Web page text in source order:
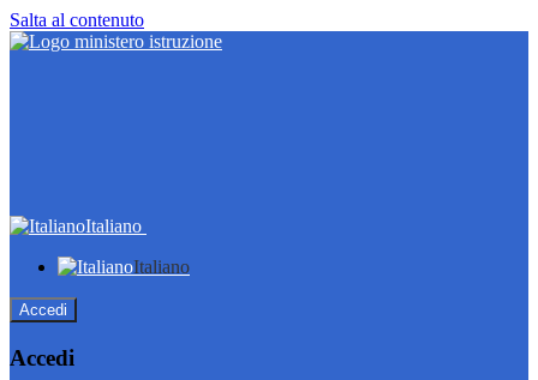
Salta al contenuto
Italiano
Italiano
Accedi
Accedi